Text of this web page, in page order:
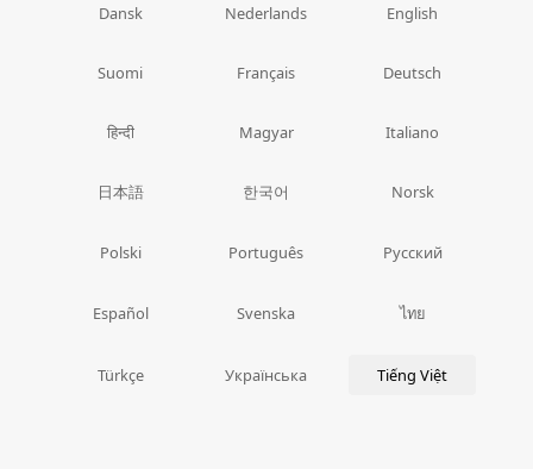
Dansk Nederlands English
Suomi Français Deutsch
हिन्दी Magyar Italiano
日本語 한국어 Norsk
Polski Português Русский
Español Svenska ไทย
Türkçe Українська Tiếng Việt